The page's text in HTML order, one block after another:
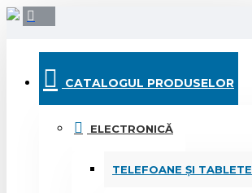
CATALOGUL PRODUSELOR
ELECTRONICĂ
TELEFOANE ȘI TABLETE